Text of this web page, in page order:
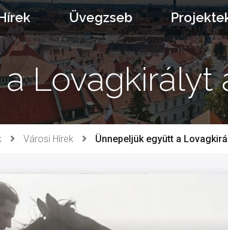
Üvegzseb
Lovagkirályt
Városi Hírek Ünnepeljük együtt a